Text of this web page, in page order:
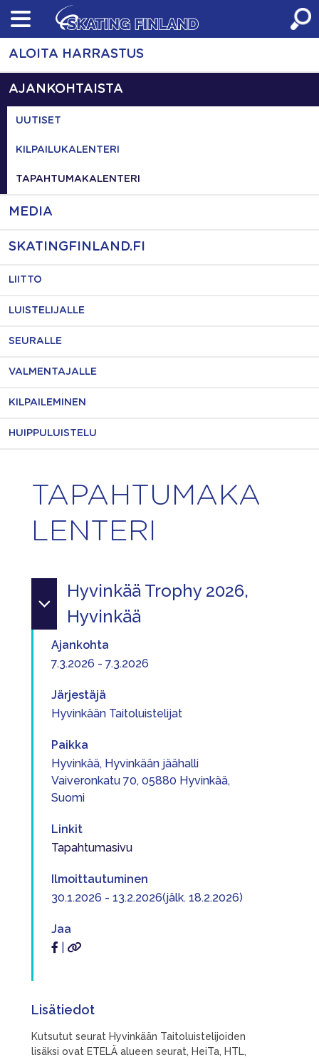
Skip
content
ALOITA HARRASTUS
AJANKOHTAISTA
UUTISET
KILPAILUKALENTERI
TAPAHTUMAKALENTERI
MEDIA
SKATINGFINLAND.FI
LIITTO
LUISTELIJALLE
SEURALLE
VALMENTAJALLE
KILPAILEMINEN
HUIPPULUISTELU
TAPAHTUMAKA
LENTERI
Hyvinkää Trophy 2026,
Hyvinkää
Ajankohta
7.3.2026 - 7.3.2026
Järjestäjä
Hyvinkään Taitoluistelijat
Paikka
Hyvinkää, Hyvinkään jäähalli
Vaiveronkatu 70, 05880 Hyvinkää,
Suomi
Linkit
Tapahtumasivu
Ilmoittautuminen
30.1.2026 - 13.2.2026(jälk. 18.2.2026)
Jaa
Lisätiedot
Kutsutut seurat Hyvinkään Taitoluistelijoiden
lisäksi ovat ETELÄ alueen seurat, HeiTa, HTL,